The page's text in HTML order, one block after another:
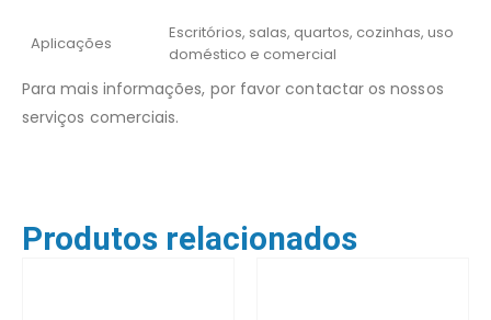
Aplicações
Escritórios, salas, quartos, cozinhas, uso
doméstico e comercial
Para mais informações, por favor contactar os nossos
serviços comerciais.
Produtos relacionados